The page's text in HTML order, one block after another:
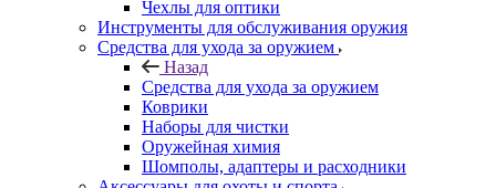
Чехлы для оптики
Инструменты для обслуживания оружия
Средства для ухода за оружием
Назад
Средства для ухода за оружием
Коврики
Наборы для чистки
Оружейная химия
Шомполы, адаптеры и расходники